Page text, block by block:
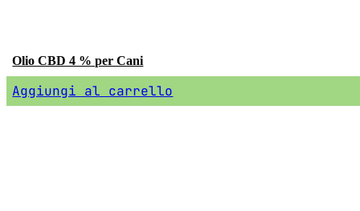
Olio CBD 4 % per Cani
Aggiungi al carrello